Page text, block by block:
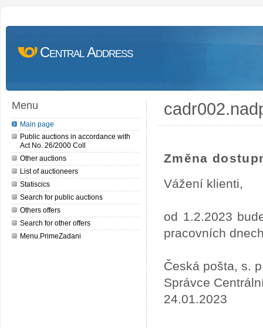
Central Address
Menu
Main page
Public auctions in accordance with
Act No. 26/2000 Coll
Other auctions
List of auctioneers
Statiscics
Search for public auctions
Others offers
Search for other offers
Menu.PrimeZadani
Změna
Vážení klienti,
od 1.2.2023
pracovních
Česká pošta, s.
Správce
24.01.2023